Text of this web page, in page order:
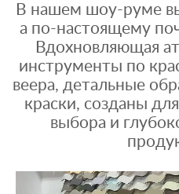
В нашем шоу-руме
а по-настоящему
Вдохновляющая
инструменты по
веера, детальные
краски, созданы
выбора и